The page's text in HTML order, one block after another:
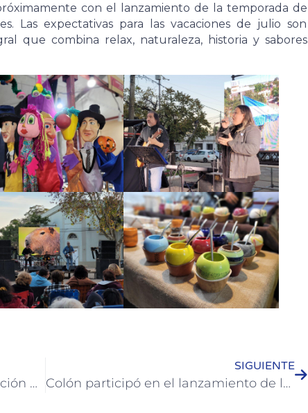
con el lanzamiento de la temporada de
Las expectativas para las vacaciones de julio son
que combina relax, naturaleza, historia y sabores
Continúa la campaña de vacunación antigripal y de calendario en los CAPS de Colón
SIGUIENTE
Colón participó en el lanzamiento de la temporada de invierno 2025 en CABA